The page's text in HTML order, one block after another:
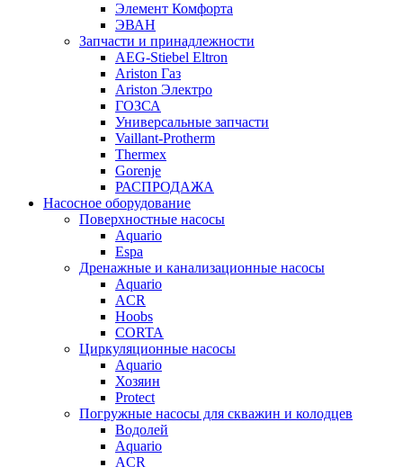
Элемент Комфорта
ЭВАН
Запчасти и принадлежности
AEG-Stiebel Eltron
Ariston Газ
Ariston Электро
ГОЗСА
Универсальные запчасти
Vaillant-Protherm
Thermex
Gorenje
РАСПРОДАЖА
Насосное оборудование
Поверхностные насосы
Aquario
Espa
Дренажные и канализационные насосы
Aquario
ACR
Hoobs
CORTA
Циркуляционные насосы
Aquario
Хозяин
Protect
Погружные насосы для скважин и колодцев
Водолей
Aquario
ACR